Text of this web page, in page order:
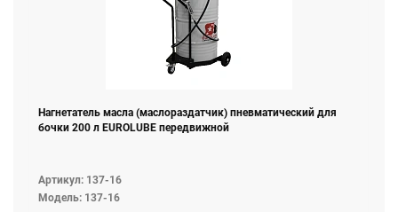
Нагнетатель масла (маслораздатчик) пневматический для
бочки 200 л EUROLUBE передвижной
Артикул: 137-16
Модель: 137-16